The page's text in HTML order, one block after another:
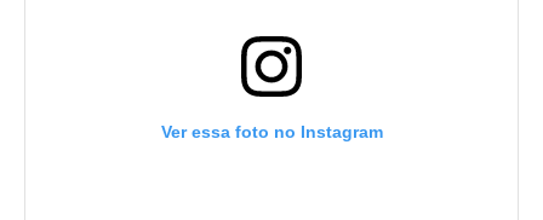
Ver essa foto no Instagram